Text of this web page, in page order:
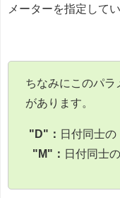
メーターを指定してい
ちなみにこのパ
があります。
"D"： 日付同士の
"M"： 日付同士の